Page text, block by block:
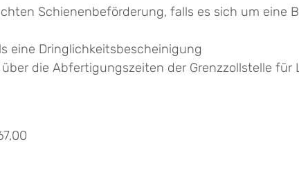
Schienenbeförderung, falls es sich um eine
eine Dringlichkeitsbescheinigung
die Abfertigungszeiten der Grenzzollstelle